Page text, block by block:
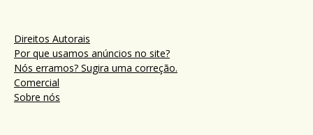
Direitos Autorais
Por que usamos anúncios no site?
Nós erramos? Sugira uma correção.
Comercial
Sobre nós